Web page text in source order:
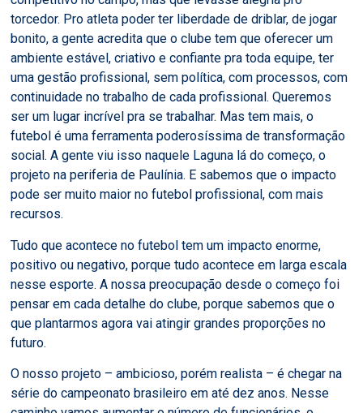
torcedor. Pro atleta poder ter liberdade de driblar, de jogar
bonito, a gente acredita que o clube tem que oferecer um
ambiente estável, criativo e confiante pra toda equipe, ter
uma gestão profissional, sem política, com processos, com
continuidade no trabalho de cada profissional. Queremos
ser um lugar incrível pra se trabalhar. Mas tem mais, o
futebol é uma ferramenta poderosíssima de transformação
social. A gente viu isso naquele Laguna lá do começo, o
projeto na periferia de Paulínia. E sabemos que o impacto
pode ser muito maior no futebol profissional, com mais
recursos.
Tudo que acontece no futebol tem um impacto enorme,
positivo ou negativo, porque tudo acontece em larga escala
nesse esporte. A nossa preocupação desde o começo foi
pensar em cada detalhe do clube, porque sabemos que o
que plantarmos agora vai atingir grandes proporções no
futuro.
O nosso projeto – ambicioso, porém realista – é chegar na
série do campeonato brasileiro em até dez anos. Nesse